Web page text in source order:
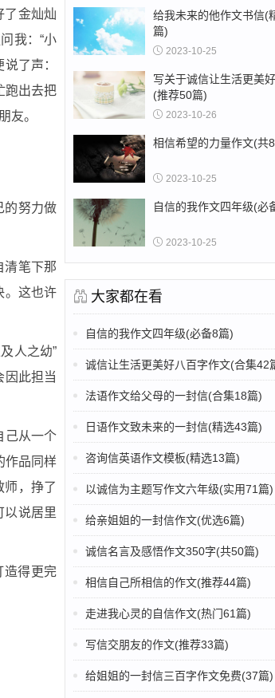
了金灿灿
我：“小
了声：
跑出去把
友。
的努力做
清笔下那
。这也许
人之幼”
因此担当
己从一个
作品同样
师，挣了
以说居里
造得更完
给我未来的他作文书信(
篇)
2023-10-25
写关于诚信让生活更美
(推荐50篇)
2023-10-26
相信希望的力量作文(共
2023-10-25
自信的我作文四年级(必
2023-10-25
大家都在看
自信的我作文四年级(必备8篇)
诚信让生活更美好八百字作文(合集42
法语作文给父母的一封信(合集18篇)
日语作文致未来的一封信(精选43篇)
咨询信英语作文模板(精选13篇)
以诚信为主题写作文六年级(实用71篇)
给亲姐姐的一封信作文(优选6篇)
诚信名言及感悟作文350字(共50篇)
相信自己所相信的作文(推荐44篇)
走进我心灵的自信作文(热门61篇)
写信交朋友的作文(推荐33篇)
给姐姐的一封信三百字作文免费(37篇)